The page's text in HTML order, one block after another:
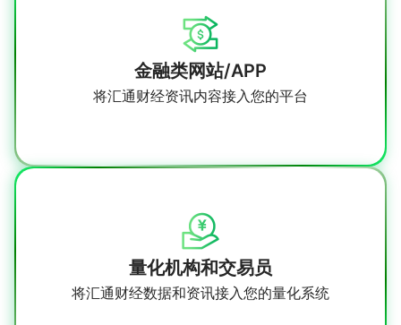
金融类网站/APP
将汇通财经资讯内容接入您的平台
量化机构和交易员
将汇通财经数据和资讯接入您的量化系统